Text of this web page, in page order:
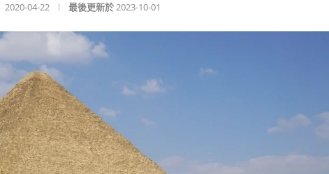
2020-04-22 最後更新於2023-10-01